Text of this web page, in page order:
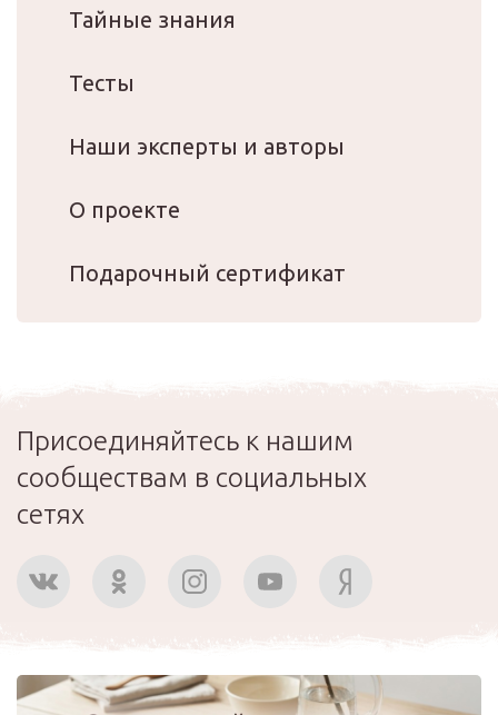
Тайные знания
Тесты
Наши эксперты и авторы
О проекте
Подарочный сертификат
Присоединяйтесь к нашим
сообществам в социальных
сетях